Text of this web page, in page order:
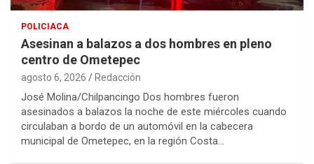
POLICIACA
Asesinan a balazos a dos hombres en pleno
centro de Ometepec
agosto 6, 2026 Redacción
José Molina/Chilpancingo Dos hombres fueron
asesinados a balazos la noche de este miércoles cuando
circulaban a bordo de un automóvil en la cabecera
municipal de Ometepec, en la región Costa…